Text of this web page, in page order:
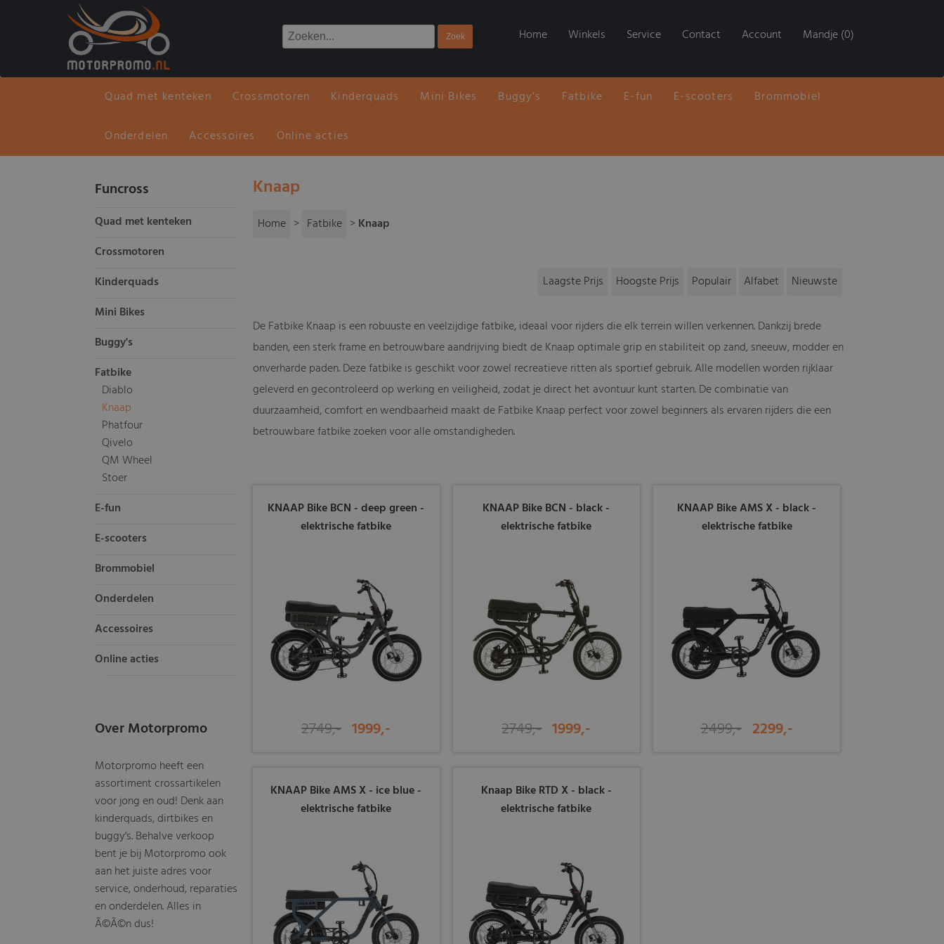
Home Winkels Service Contact Account Mandje (0)
Quad met kenteken Crossmotoren Kinderquads Mini Bikes Buggy's Fatbike E-fun E-scooters Brommobiel
Onderdelen Accessoires Online acties
Funcross
Quad met kenteken
Crossmotoren
Kinderquads
Mini Bikes
Buggy's
Fatbike
Diablo
Knaap
Phatfour
Qivelo
QM Wheel
Stoer
E-fun
E-scooters
Brommobiel
Onderdelen
Accessoires
Online acties
Over Motorpromo
Motorpromo heeft een
assortiment crossartikelen
voor jong en oud! Denk aan
kinderquads, dirtbikes en
buggy's. Behalve verkoop
bent je bij Motorpromo ook
aan het juiste adres voor
service, onderhoud, reparaties
en onderdelen. Alles in
Ã©Ã©n dus!
Knaap
Home > Fatbike > Knaap
Laagste Prijs Hoogste Prijs Populair Alfabet Nieuwste
De Fatbike Knaap is een robuuste en veelzijdige fatbike, ideaal voor rijders die elk terrein willen verkennen. Dankzij brede
banden, een sterk frame en betrouwbare aandrijving biedt de Knaap optimale grip en stabiliteit op zand, sneeuw, modder en
onverharde paden. Deze fatbike is geschikt voor zowel recreatieve ritten als sportief gebruik. Alle modellen worden rijklaar
geleverd en gecontroleerd op werking en veiligheid, zodat je direct het avontuur kunt starten. De combinatie van
duurzaamheid, comfort en wendbaarheid maakt de Fatbike Knaap perfect voor zowel beginners als ervaren rijders die een
betrouwbare fatbike zoeken voor alle omstandigheden.
KNAAP Bike BCN - deep green -
elektrische fatbike
2749,- 1999,-
KNAAP Bike BCN - black -
elektrische fatbike
2749,- 1999,-
KNAAP Bike AMS X - black -
elektrische fatbike
2499,- 2299,-
KNAAP Bike AMS X - ice blue -
elektrische fatbike
Knaap Bike RTD X - black -
elektrische fatbike